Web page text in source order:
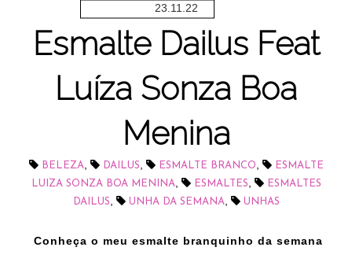
23.11.22
Esmalte Dailus Feat
Luíza Sonza Boa
Menina
BELEZA, DAILUS, ESMALTE BRANCO,
ESMALTE
LUIZA SONZA BOA MENINA, ESMALTES,
ESMALTES
DAILUS, UNHA DA SEMANA, UNHAS
Conheça o meu esmalte branquinho da semana